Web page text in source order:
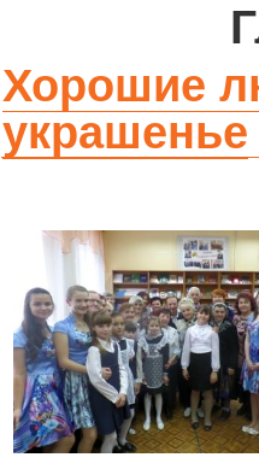
Хорошие
украшенье